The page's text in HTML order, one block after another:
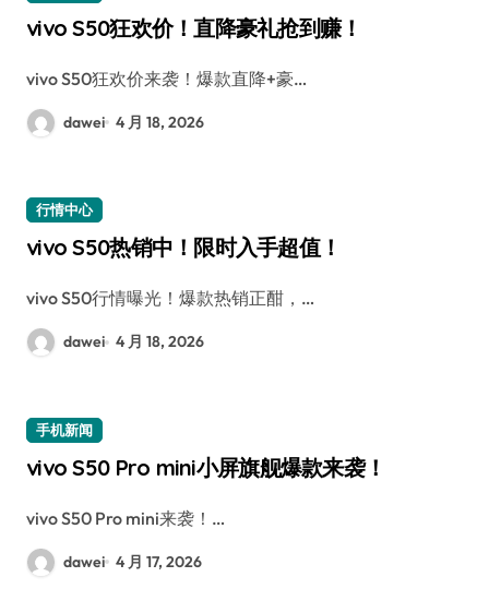
vivo S50狂欢价！直降豪礼抢到赚！
vivo S50狂欢价来袭！爆款直降+豪…
dawei 4 月 18, 2026
行情中心
vivo S50热销中！限时入手超值！
vivo S50行情曝光！爆款热销正酣，…
dawei 4 月 18, 2026
手机新闻
vivo S50 Pro mini小屏旗舰爆款来袭！
vivo S50 Pro mini来袭！…
dawei 4 月 17, 2026